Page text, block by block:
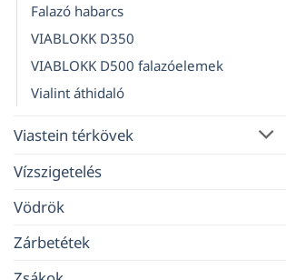
Falazó habarcs
VIABLOKK D350
VIABLOKK D500 falazóelemek
Vialint áthidaló
Viastein térkövek
Vízszigetelés
Vödrök
Zárbetétek